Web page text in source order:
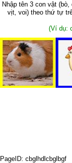
Nhập tên 3 con vật (bò,
vịt, voi)theo thứ tự
(Ví dụ:
PageID: cbglhdlcbglbgf